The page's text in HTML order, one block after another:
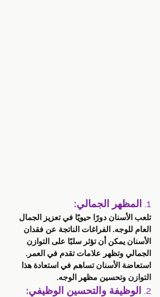
1. المظهر الجمالي:
تلعب الأسنان دورًا حيويًا في تعزيز الجمال
العام للوجه. الفراغات الناتجة عن فقدان
الأسنان يمكن أن تؤثر سلبًا على التوازن
الجمالي وتظهر علامات تقدم في العمر.
استعاضة الأسنان تساهم في استعادة هذا
التوازن وتحسين مظهر الوجه.
2. الوظيفة والتحسين الوظيفي: